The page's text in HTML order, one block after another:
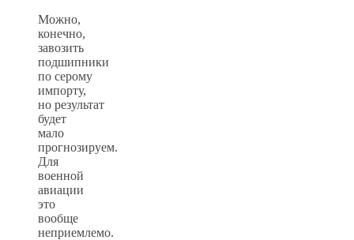
Можно,
конечно,
завозить
подшипники
по серому
импорту,
но результат
будет
мало
прогнозируем.
Для
военной
авиации
это
вообще
неприемлемо.